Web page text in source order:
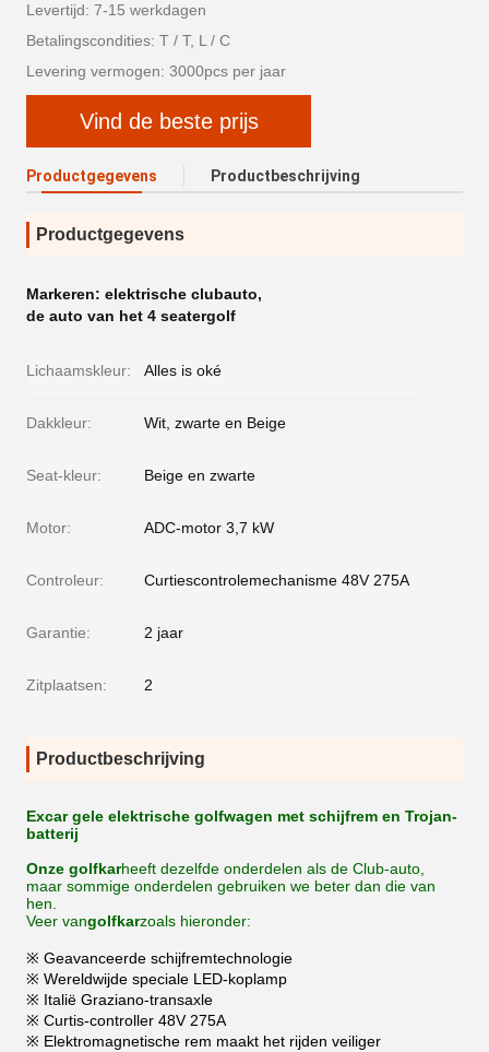
Levertijd: 7-15 werkdagen
Betalingscondities: T / T, L / C
Levering vermogen: 3000pcs per jaar
Vind de beste prijs
Productgegevens Productbeschrijving
Productgegevens
Markeren: elektrische clubauto,
de auto van het 4 seatergolf
Lichaamskleur: Alles is oké
Dakkleur: Wit, zwarte en Beige
Seat-kleur: Beige en zwarte
Motor: ADC-motor 3,7 kW
Controleur: Curtiescontrolemechanisme 48V 275A
Garantie: 2 jaar
Zitplaatsen: 2
Productbeschrijving
Excar gele elektrische golfwagen met schijfrem en Trojan-
batterij
Onze golfkarheeft dezelfde onderdelen als de Club-auto,
maar sommige onderdelen gebruiken we beter dan die van
hen.
Veer vangolfkarzoals hieronder:
※ Geavanceerde schijfremtechnologie
※ Wereldwijde speciale LED-koplamp
※ Italië Graziano-transaxle
※ Curtis-controller 48V 275A
※ Elektromagnetische rem maakt het rijden veiliger